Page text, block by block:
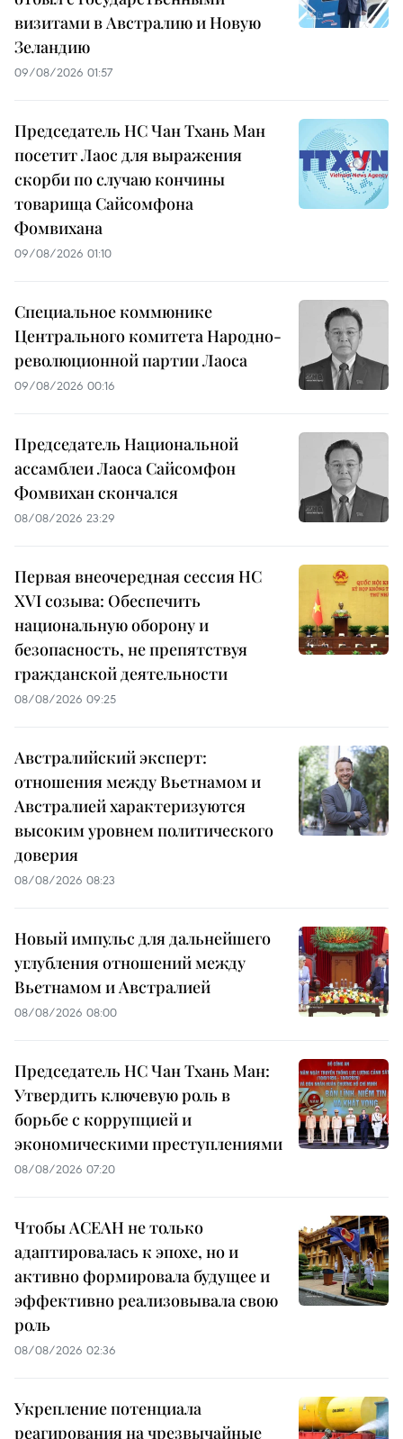
визитами в Австралию и Новую
Зеландию
09/08/2026 01:57
Председатель НС Чан Тхань Ман
посетит Лаос для выражения
скорби по случаю кончины
товарища Сайсомфона
Фомвихана
09/08/2026 01:10
Специальное коммюнике
Центрального комитета Народно-
революционной партии Лаоса
09/08/2026 00:16
Председатель Национальной
ассамблеи Лаоса Сайсомфон
Фомвихан скончался
08/08/2026 23:29
Первая внеочередная сессия НС
XVI созыва: Обеспечить
национальную оборону и
безопасность, не препятствуя
гражданской деятельности
08/08/2026 09:25
Австралийский эксперт:
отношения между Вьетнамом и
Австралией характеризуются
высоким уровнем политического
доверия
08/08/2026 08:23
Новый импульс для дальнейшего
углубления отношений между
Вьетнамом и Австралией
08/08/2026 08:00
Председатель НС Чан Тхань Ман:
Утвердить ключевую роль в
борьбе с коррупцией и
экономическими преступлениями
08/08/2026 07:20
Чтобы АСЕАН не только
адаптировалась к эпохе, но и
активно формировала будущее и
эффективно реализовывала свою
роль
08/08/2026 02:36
Укрепление потенциала
реагирования на чрезвычайные